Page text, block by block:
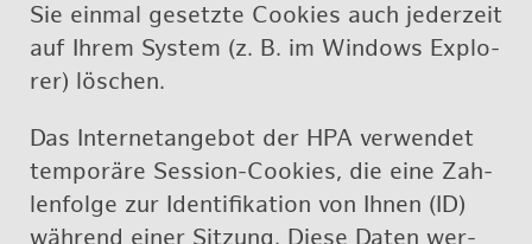
Sie ein­mal ge­setz­te Coo­kies auch je­der­zeit
auf Ihrem Sys­tem (z. B. im Win­dows Ex­plo­
rer) lö­schen.
Das In­ter­net­an­ge­bot der HPA ver­wen­det
tem­po­rä­re Ses­si­on-Coo­kies, die eine Zah­
len­fol­ge zur Iden­ti­fi­ka­ti­on von Ih­nen (ID)
wäh­rend ei­ner Sit­zung. Die­se Da­ten wer­